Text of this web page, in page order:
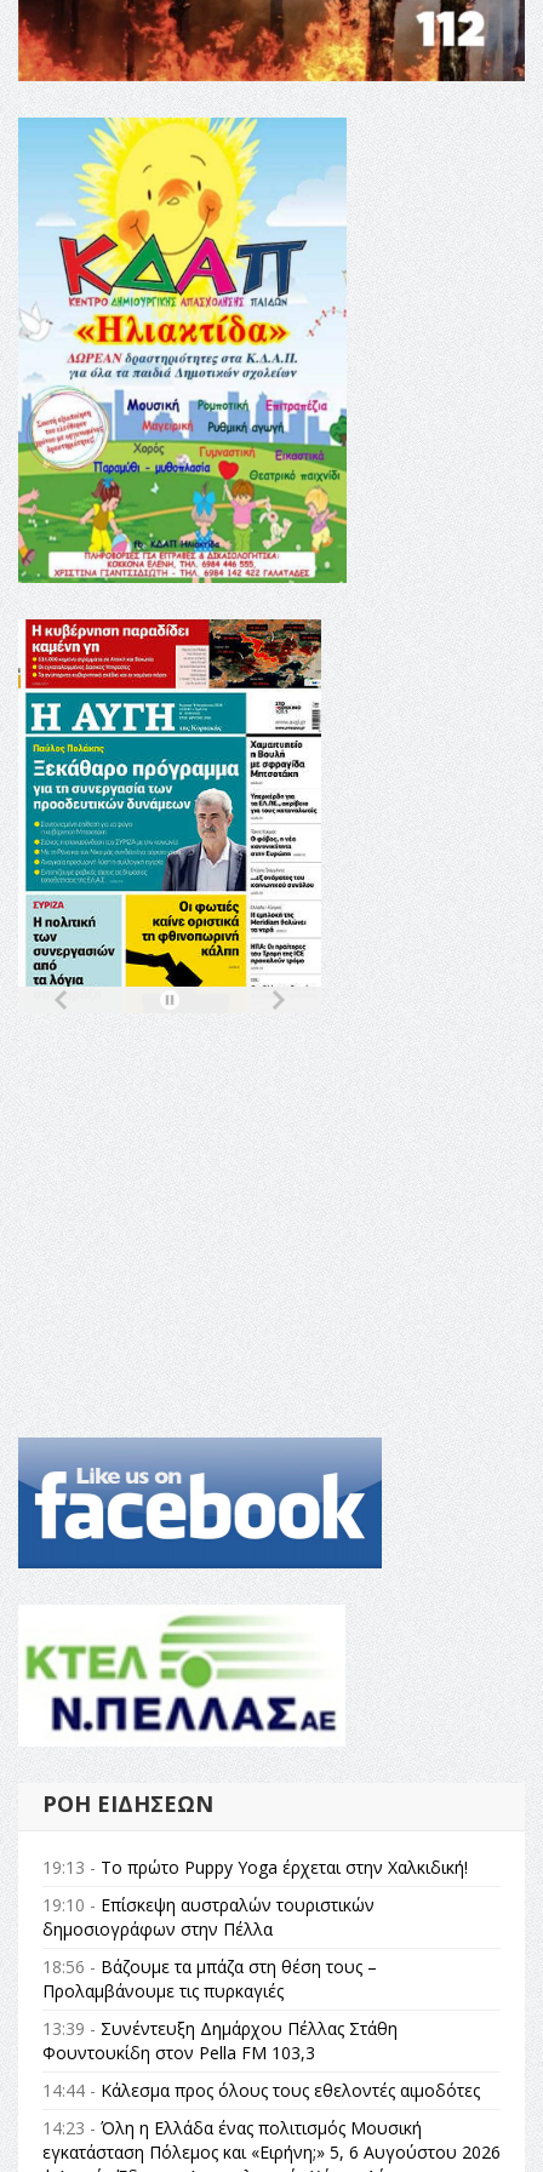
ΡΟΉ ΕΙΔΉΣΕΩΝ
19:13 - Το πρώτο Puppy Yoga έρχεται στην Χαλκιδική!
19:10 - Επίσκεψη αυστραλών τουριστικών
δημοσιογράφων στην Πέλλα
18:56 - Βάζουμε τα μπάζα στη θέση τους –
Προλαμβάνουμε τις πυρκαγιές
13:39 - Συνέντευξη Δημάρχου Πέλλας Στάθη
Φουντουκίδη στον Pella FM 103,3
14:44 - Κάλεσμα προς όλους τους εθελοντές αιμοδότες
14:23 - Όλη η Ελλάδα ένας πολιτισμός Μουσική
εγκατάσταση Πόλεμος και «Ειρήνη;» 5, 6 Αυγούστου 2026